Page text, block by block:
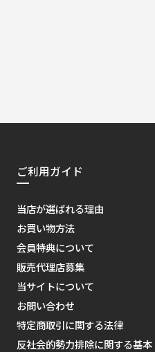
ご利用ガイド
当店が選ばれる理由
お買い物方法
会員特典について
販売代理店募集
当サイトについて
お問い合わせ
特定商取引に関する法律
反社会的勢力排除に関する基本